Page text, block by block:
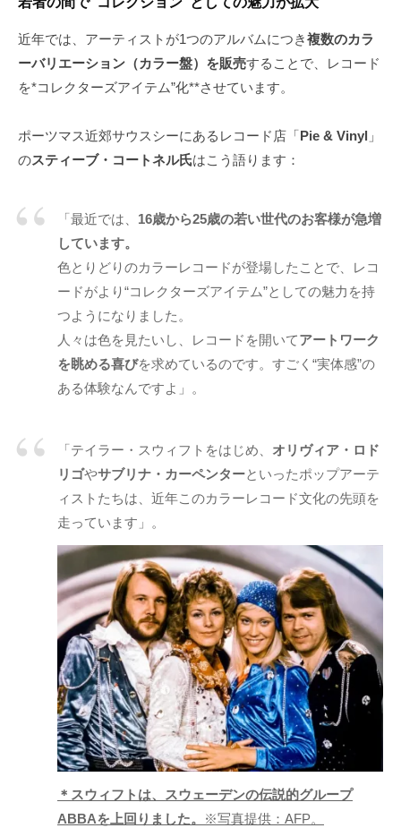
近年では、アーティストが1つのアルバムにつき複数のカラ
ーバリエーション（カラー盤）を販売することで、レコード
を*コレクターズアイテム”化**させています。
ポーツマス近郊サウスシーにあるレコード店「Pie & Vinyl 」
のスティーブ・コートネル氏はこう語ります：
「最近では、 16歳から25歳の若い世代のお客様が急増
しています。
色とりどりのカラーレコードが登場したことで、レコ
ードがより“コレクターズアイテム”としての魅力を持
つようになりました。
人々は色を見たいし、レコードを開いてアートワーク
を眺める喜びを求めているのです。すごく“実体感”の
ある体験なんですよ」。
「テイラー・スウィフトをはじめ、 オリヴィア・ロド
リゴやサブリナ・カーペンターといったポップアーテ
ィストたちは、近年このカラーレコード文化の先頭を
走っています」。
＊スウィフトは、スウェーデンの伝説的グループ
ABBAを上回りました。
※写真提供：AFP。